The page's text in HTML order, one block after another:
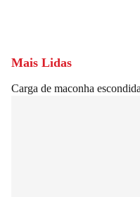
Mais Lidas
Carga de maconha